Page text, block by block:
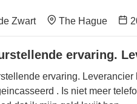
Zwart The Hague
ervaring.
ervaring.
. Is niet meer